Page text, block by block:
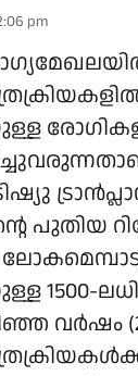
pm
1500-
വർഷം